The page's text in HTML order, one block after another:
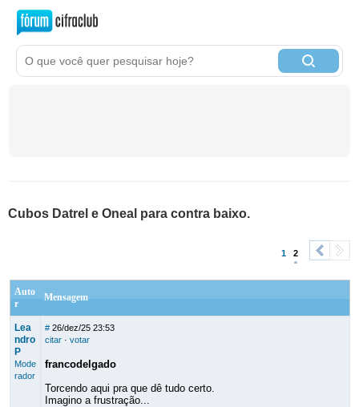
Cubos Datrel e Oneal para contra baixo.
1 2
Auto
r
Mensagem
Lea
ndro
P
Mode
rador
# 26/dez/25 23:53
citar· votar
francodelgado
Torcendo aqui pra que dê tudo certo.
Imagino a frustração...